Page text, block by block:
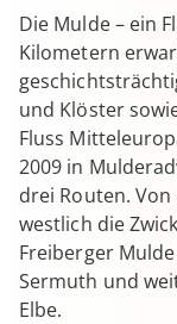
Die Mulde – ein
Kilometern
und Klöster
Fluss
2009 in
drei Routen.
westlich die
Freiberger
Sermuth und
Elbe.